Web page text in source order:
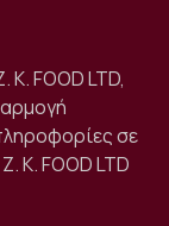
FOOD LTD,
σε
K. FOOD LTD